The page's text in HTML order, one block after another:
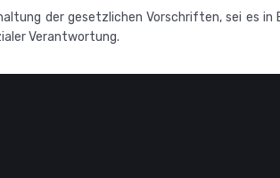
der gesetzlichen Vorschriften, sei es
Verantwortung.